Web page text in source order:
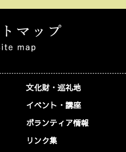
文化財・巡礼地
イベント・講座
ボランティア情報
リンク集